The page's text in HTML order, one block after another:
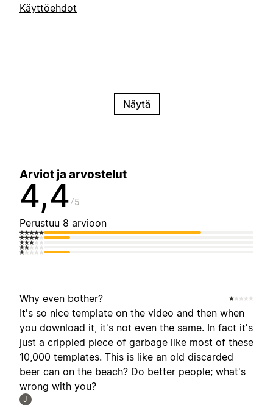
Käyttöehdot
Näytä
Arviot ja arvostelut
4,4 5
Perustuu 8 arvioon
Why even bother?
It's so nice template on the video and then when
you download it, it's not even the same. In fact it's
just a crippled piece of garbage like most of these
10,000 templates. This is like an old discarded
beer can on the beach? Do better people; what's
wrong with you?
J